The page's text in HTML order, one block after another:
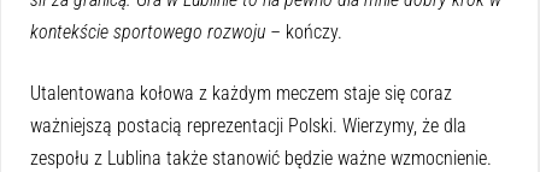
kontekście sportowego rozwoju – kończy.
Utalentowana kołowa z każdym meczem staje się coraz
ważniejszą postacią reprezentacji Polski. Wierzymy, że dla
zespołu z Lublina także stanowić będzie ważne wzmocnienie.